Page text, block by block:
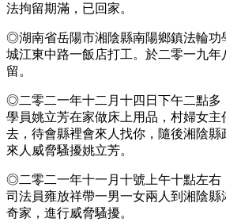
法拘留期滿，已回家。
◎湖南省岳陽市湘陰縣南陽鄉鎮法輪功
城江東中路一飯店打工。於二零一九年
留。
◎二零二一年十二月十四日下午二點多
學員姚立芳在家做床上用品，村婦女主
去，待會縣裡會來人找你，隨後湘陰
來人威脅騷擾姚立芳。
◎二零二一年十一月十號上午十點左右
司法員雍放祥帶一男一女兩人到湘陰縣
奇家，進行威脅騷擾。